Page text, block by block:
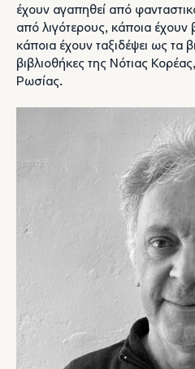
έχουν αγαπηθεί από
από λιγότερους, κάποια έχουν
κάποια έχουν ταξιδέψει ως τα
βιβλιοθήκες της Νότιας
Ρωσίας.